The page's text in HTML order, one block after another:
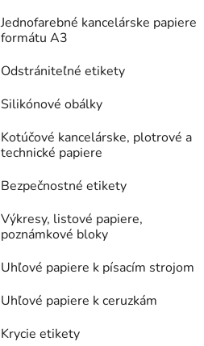
Jednofarebné kancelárske papiere
formátu A3
Odstrániteľné etikety
Silikónové obálky
Kotúčové kancelárske, plotrové a
technické papiere
Bezpečnostné etikety
Výkresy, listové papiere,
poznámkové bloky
Uhľové papiere k písacím strojom
Uhľové papiere k ceruzkám
Krycie etikety